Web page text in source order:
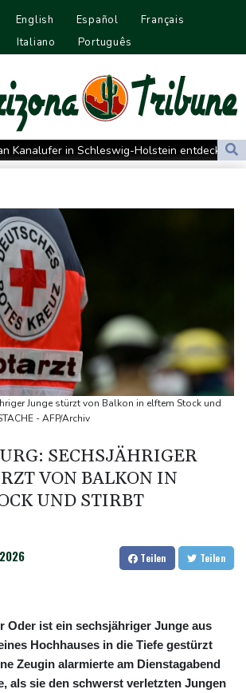
English Español
Français
Italiano
Português
Kanalufer in Schleswig-Holstein entdeckt
Zwölfjähriger stirbt in Nordrhein-
Unruhen in Gefängnis Soldaten ein
Industrieproduktion legt im Juni
in Nordrhein-Westfalen von Traktor
in Hessen: Tatverdächtiger wieder auf
im Juni leicht gestiegen
von Kindern: Meta muss in den USA 567
trotz starker Sabally in der Krise
Junge stürzt von Balkon in elftem Stock und
- AFP/Archiv
SECHSJÄHRIGER
VON BALKON IN
UND STIRBT
Teilen Teilen
Oder ist ein sechsjähriger Junge aus
Hochhauses in die Tiefe gestürzt
Zeugin alarmierte am Dienstagabend
als sie den schwerst verletzten Jungen